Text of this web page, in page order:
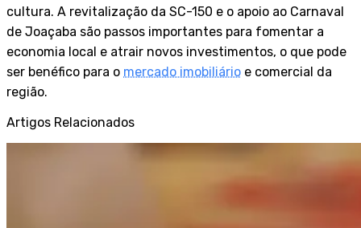
cultura. A revitalização da SC-150 e o apoio ao Carnaval
de Joaçaba são passos importantes para fomentar a
economia local e atrair novos investimentos, o que pode
ser benéfico para o mercado imobiliário e comercial da
região.
Artigos Relacionados